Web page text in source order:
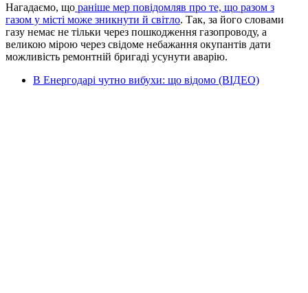
Нагадаємо, що раніше мер повідомляв про те, що разом з
газом у місті може зникнути й світло. Так, за його словами
газу немає не тільки через пошкодження газопроводу, а
великою мірою через свідоме небажання окупантів дати
можливість ремонтній бригаді усунути аварію.
В Енергодарі чутно вибухи: що відомо (ВІДЕО)